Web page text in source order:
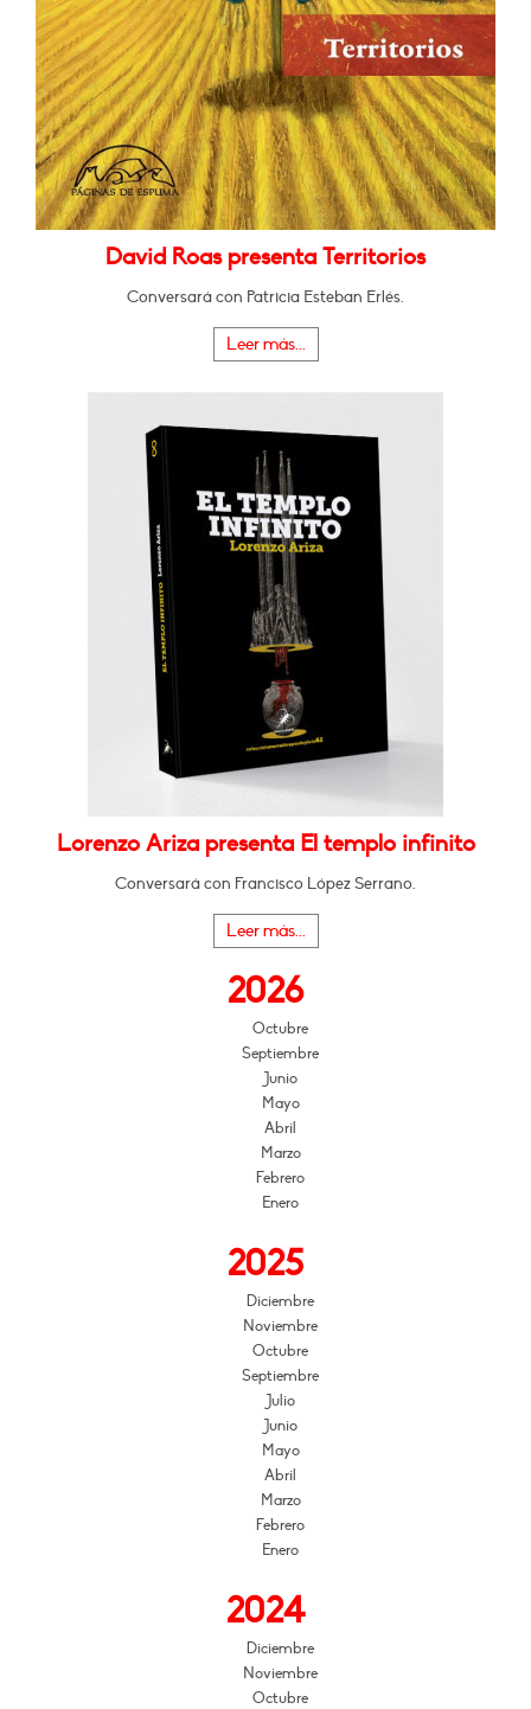
David Roas presenta Territorios
Conversará con Patricia Esteban Erlés.
Leer más...
Lorenzo Ariza presenta El templo infinito
Conversará con Francisco López Serrano.
Leer más...
2026
Octubre
Septiembre
Junio
Mayo
Abril
Marzo
Febrero
Enero
2025
Diciembre
Noviembre
Octubre
Septiembre
Julio
Junio
Mayo
Abril
Marzo
Febrero
Enero
2024
Diciembre
Noviembre
Octubre